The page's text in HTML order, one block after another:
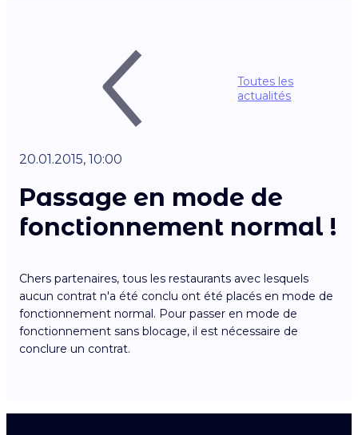
Toutes les
actualités
20.01.2015, 10:00
Passage en mode de
fonctionnement normal !
Chers partenaires, tous les restaurants avec lesquels
aucun contrat n'a été conclu ont été placés en mode de
fonctionnement normal. Pour passer en mode de
fonctionnement sans blocage, il est nécessaire de
conclure un contrat.